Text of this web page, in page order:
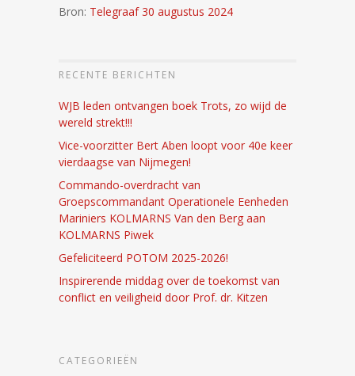
Bron: Telegraaf 30 augustus 2024
RECENTE BERICHTEN
WJB leden ontvangen boek Trots, zo wijd de
wereld strekt!!!
Vice-voorzitter Bert Aben loopt voor 40e keer
vierdaagse van Nijmegen!
Commando-overdracht van
Groepscommandant Operationele Eenheden
Mariniers KOLMARNS Van den Berg aan
KOLMARNS Piwek
Gefeliciteerd POTOM 2025-2026!
Inspirerende middag over de toekomst van
conflict en veiligheid door Prof. dr. Kitzen
CATEGORIEËN